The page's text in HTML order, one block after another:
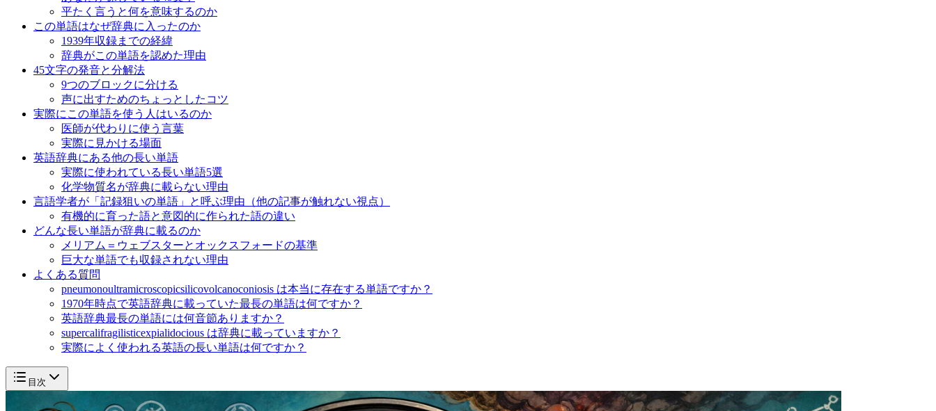
平たく言うと何を意味するのか
この単語はなぜ辞典に入ったのか
1939年収録までの経緯
辞典がこの単語を認めた理由
45文字の発音と分解法
9つのブロックに分ける
声に出すためのちょっとしたコツ
実際にこの単語を使う人はいるのか
医師が代わりに使う言葉
実際に見かける場面
英語辞典にある他の長い単語
実際に使われている長い単語5選
化学物質名が辞典に載らない理由
言語学者が「記録狙いの単語」と呼ぶ理由（他の記事が触れない視点）
有機的に育った語と意図的に作られた語の違い
どんな長い単語が辞典に載るのか
メリアム＝ウェブスターとオックスフォードの基準
巨大な単語でも収録されない理由
よくある質問
pneumonoultramicroscopicsilicovolcanoconiosis は本当に存在する単語ですか？
1970年時点で英語辞典に載っていた最長の単語は何ですか？
英語辞典最長の単語には何音節ありますか？
supercalifragilisticexpialidocious は辞典に載っていますか？
実際によく使われる英語の長い単語は何ですか？
目次